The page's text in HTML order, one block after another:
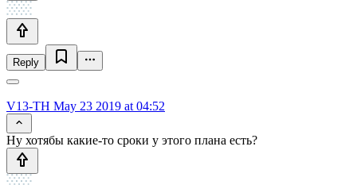
Reply
V13-TH May 23 2019 at 04:52
Ну хотябы какие-то сроки у этого плана есть?